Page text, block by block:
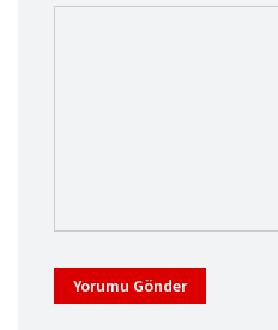
Yorumu Gönder